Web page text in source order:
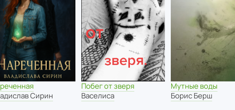
Сирин
Побег от зверя
Васелиса
Мутные воды
Борис Берш